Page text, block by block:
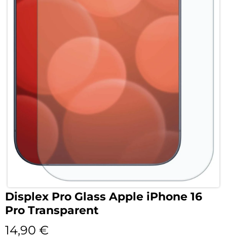
Displex Pro Glass Apple iPhone 16
Pro Transparent
14,90 €